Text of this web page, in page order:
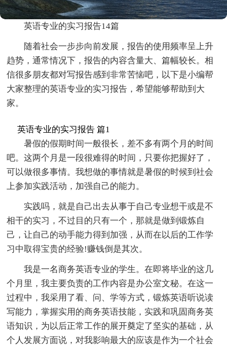
英语专业的实习报告14篇
随着社会一步步向前发展，报告的使用频率呈上升
趋势，通常情况下，报告的内容含量大、篇幅较长。相
信很多朋友都对写报告感到非常苦恼吧，以下是小编帮
大家整理的英语专业的实习报告，希望能够帮助到大
家。
英语专业的实习报告 篇1
暑假的假期时间一般很长，差不多有两个月的时间
吧。这两个月是一段很难得的时间，只要你把握好了，
可以做很多事情。我想做的事情就是暑假的时候到社会
上参加实践活动，加强自己的能力。
实践吗，就是自己出去从事于自己专业想干或是不
相干的实习，不过目的只有一个，那就是做到锻炼自
己，让自己的动手能力得到加强，从而在以后的工作学
习中取得宝贵的经验!赚钱倒是其次。
我是一名商务英语专业的学生。在即将毕业的这几
个月里，我主要负责的工作内容是办公室文秘。在这一
过程中，我采用了看、问、学等方式，锻炼英语听说读
写能力，掌握实用的商务英语技能，实践和巩固商务英
语知识，为以后正常工作的展开奠定了坚实的基础，从
个人发展方面说，对我影响最大的应该是作为一个社会